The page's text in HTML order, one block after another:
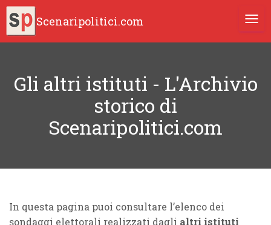
Scenaripolitici.com
Gli altri istituti - L'Archivio
storico di
Scenaripolitici.com
In questa pagina puoi consultare l’elenco dei
sondaggi elettorali realizzati dagli altri istituti